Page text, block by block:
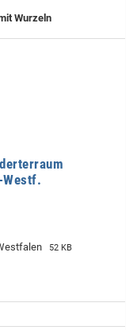
Wurzeln
52 KB